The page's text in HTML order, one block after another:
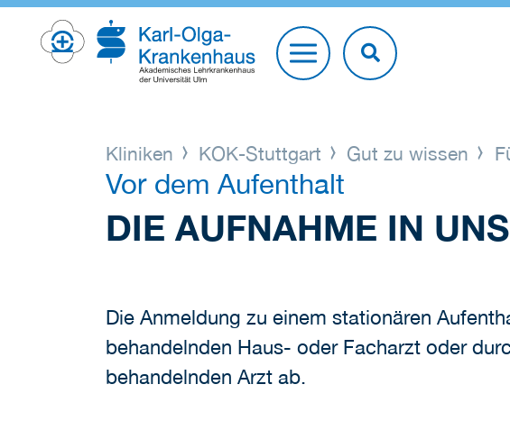
Kliniken KOK-Stuttgart Gut zu wissen
Vor dem Aufenthalt
DIE AUFNAHME IN
Die Anmeldung zu einem stationären
behandelnden Haus- oder Facharzt oder
behandelnden Arzt ab.